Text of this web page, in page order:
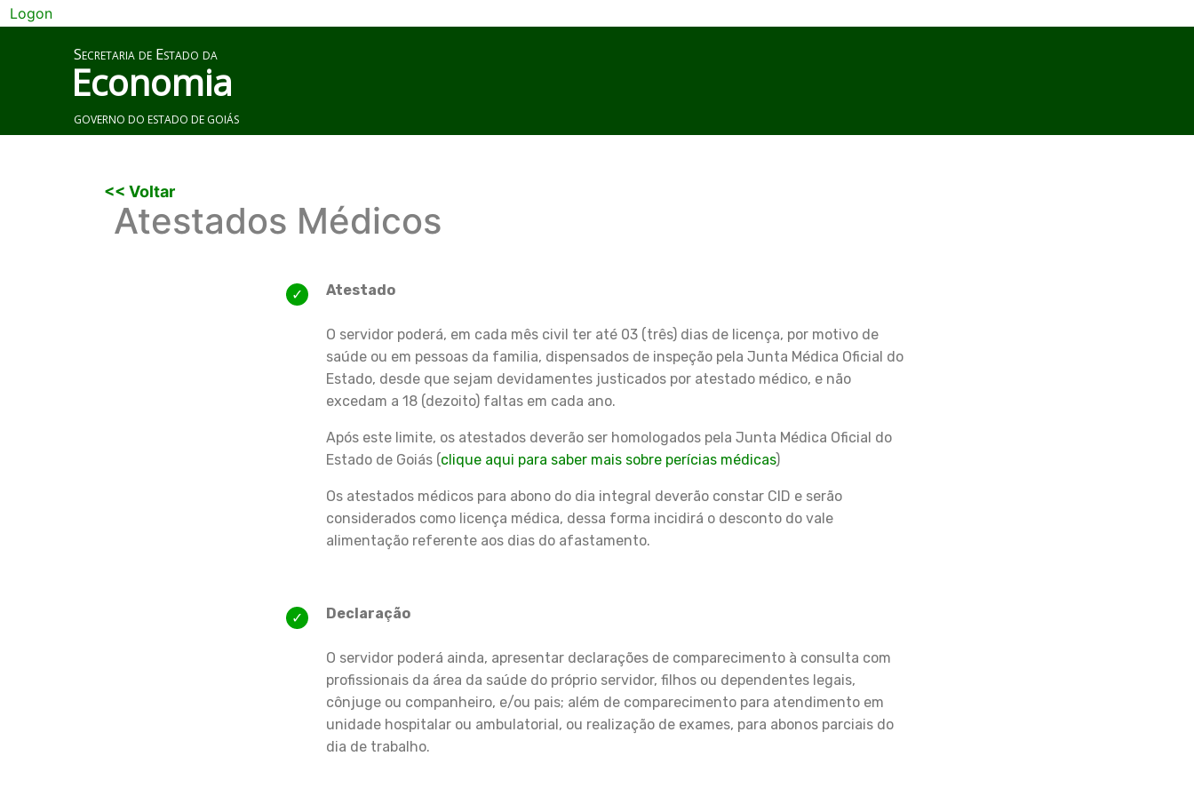
Logon
Secretaria de Estado da
Economia
GOVERNO DO ESTADO DE GOIÁS
<< Voltar
Atestados Médicos
Atestado
O servidor poderá, em cada mês civil ter até 03 (três) dias de licença, por motivo de
saúde ou em pessoas da familia, dispensados de inspeção pela Junta Médica Oficial do
Estado, desde que sejam devidamentes justicados por atestado médico, e não
excedam a 18 (dezoito) faltas em cada ano.
Após este limite, os atestados deverão ser homologados pela Junta Médica Oficial do
Estado de Goiás (clique aqui para saber mais sobre perícias médicas)
Os atestados médicos para abono do dia integral deverão constar CID e serão
considerados como licença médica, dessa forma incidirá o desconto do vale
alimentação referente aos dias do afastamento.
Declaração
O servidor poderá ainda, apresentar declarações de comparecimento à consulta com
profissionais da área da saúde do próprio servidor, filhos ou dependentes legais,
cônjuge ou companheiro, e/ou pais; além de comparecimento para atendimento em
unidade hospitalar ou ambulatorial, ou realização de exames, para abonos parciais do
dia de trabalho.